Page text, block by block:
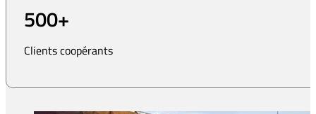
500+
Clients coopérants